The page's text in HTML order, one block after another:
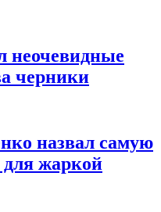
неочевидные
черники
назвал самую
для жаркой